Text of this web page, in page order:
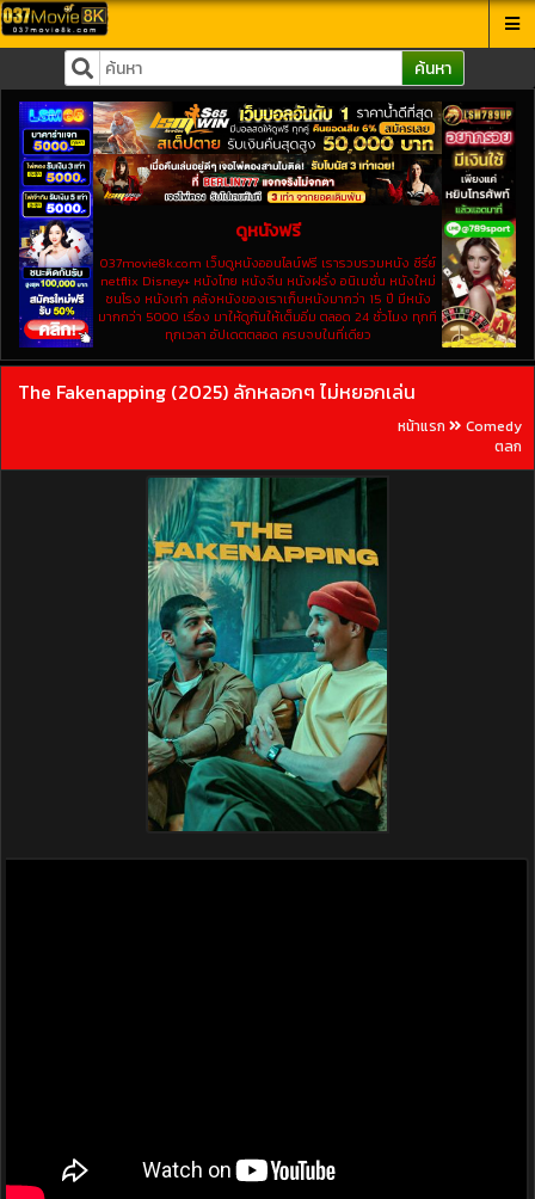
ค้นหา
ดูหนังฟรี
037movie8k.com เว็บดูหนังออนไลน์ฟรี เรารวบรวมหนัง ซีรี่ย์
netflix Disney+ หนังไทย หนังจีน หนังฝรั่ง อนิเมชั่น หนังใหม่
ชนโรง หนังเก่า คลังหนังของเราเก็บหนังมากว่า 15 ปี มีหนัง
มากกว่า 5000 เรื่อง มาให้ดูกันให้เต็มอิ่ม ตลอด 24 ชั่วโมง ทุกที
ทุกเวลา อัปเดตตลอด ครบจบในที่เดียว
The Fakenapping (2025) ลักหลอกๆ ไม่หยอกเล่น
หน้าแรก
Comedy
ตลก